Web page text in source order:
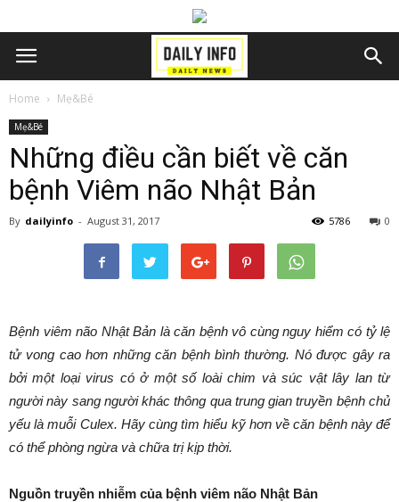
Home Mẹ&Bé
Mẹ&Bé
Những điều cần biết về căn
bệnh Viêm não Nhật Bản
By dailyinfo - August 31, 2017 0
5786
Bệnh viêm não Nhật Bản là căn bệnh vô cùng nguy hiểm có tỷ lệ
tử vong cao hơn những căn bệnh bình thường. Nó được gây ra
bởi một loại virus có ở một số loài chim và súc vật lây lan từ
người này sang người khác thông qua trung gian truyền bệnh chủ
yếu là muỗi Culex. Hãy cùng tìm hiểu kỹ hơn về căn bệnh này để
có thể phòng ngừa và chữa trị kịp thời.
Nguồn truyền nhiễm của bệnh viêm não Nhật Bản